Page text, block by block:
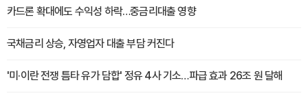
카드론 확대에도 수익성 하락…중금리대출 영향
국채금리 상승, 자영업자 대출 부담 커진다
'미·이란 전쟁 틈타 유가 담합' 정유 4사 기소…파급 효과 26조 원 달해